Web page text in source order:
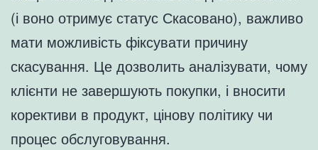
(і воно отримує статус Скасовано), важливо
мати можливість фіксувати причину
скасування. Це дозволить аналізувати, чому
клієнти не завершують покупки, і вносити
корективи в продукт, цінову політику чи
процес обслуговування.